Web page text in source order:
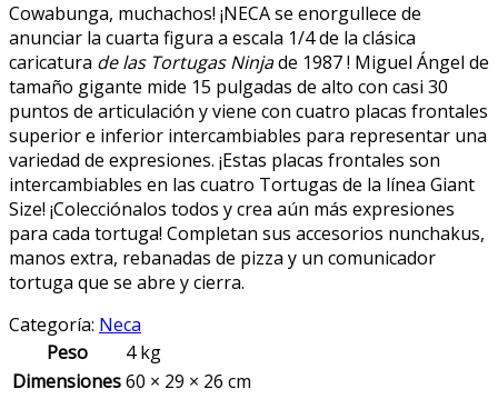
Michelangelo
quantity
Cowabunga, muchachos! ¡NECA se enorgullece de
anunciar la cuarta figura a escala 1/4 de la clásica
caricatura de las Tortugas Ninjade 1987 ! Miguel Ángel de
tamaño gigante mide 15 pulgadas de alto con casi 30
puntos de articulación y viene con cuatro placas frontales
superior e inferior intercambiables para representar una
variedad de expresiones. ¡Estas placas frontales son
intercambiables en las cuatro Tortugas de la línea Giant
Size! ¡Colecciónalos todos y crea aún más expresiones
para cada tortuga! Completan sus accesorios nunchakus,
manos extra, rebanadas de pizza y un comunicador
tortuga que se abre y cierra.
Categoría: Neca
Peso
4 kg
Dimensiones60 × 29 × 26 cm